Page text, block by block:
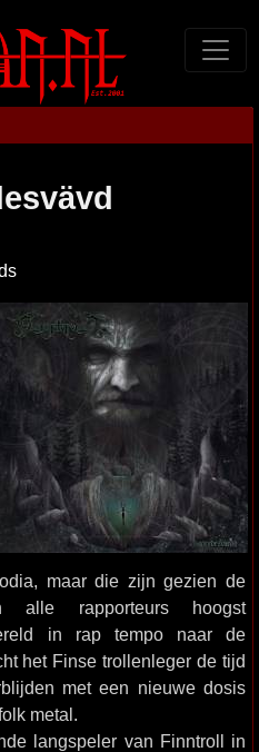
maar die zijn gezien de
alle rapporteurs hoogst
in rap tempo naar de
het Finse trollenleger de tijd
met een nieuwe dosis
metal.
langspeler van Finntroll in